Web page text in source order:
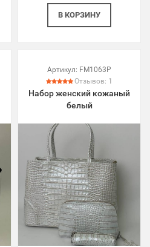
В КОРЗИНУ
Артикул: FM1063P
Отзывов: 1
Набор женский кожаный
белый